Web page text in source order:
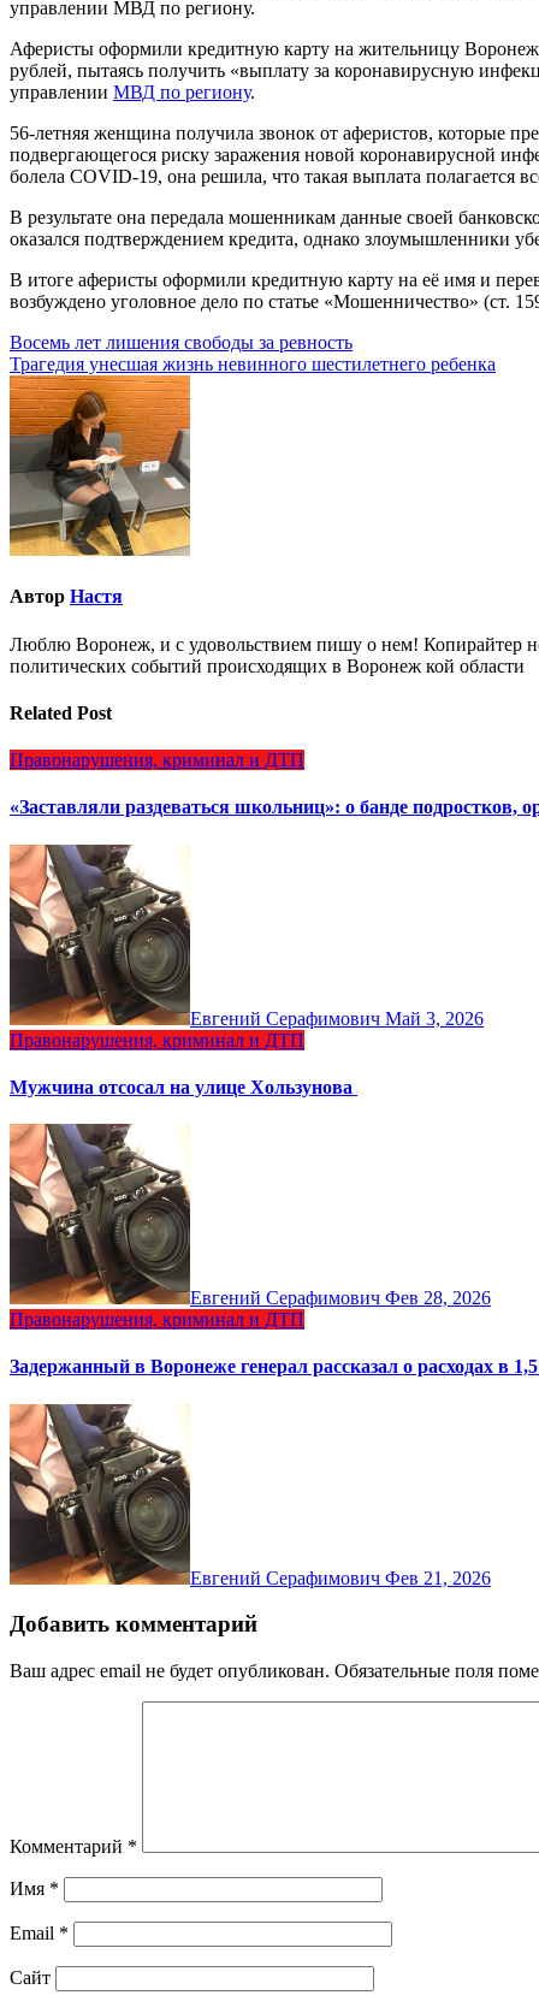
Аферисты оформили кредитную карту на жительницу Воронежа. Местная жительница лишилась свыше 170 тысяч
рублей, пытаясь получить «выплату за коронавирусную
управлении МВД по региону.
56-летняя женщина получила звонок от аферистов, которые
подвергающегося риску заражения новой коронавирусной
болела COVID-19, она решила, что такая выплата полагается
В результате она передала мошенникам данные своей
оказался подтверждением кредита, однако злоумышленники
В итоге аферисты оформили кредитную карту на её имя и
возбуждено уголовное дело по статье «Мошенничество» (ст.
Навигация
по
записям
Восемь лет лишения свободы за ревность
Трагедия унесшая жизнь невинного шестилетнего ребенка
Автор Настя
Люблю Воронеж, и с удовольствием пишу о нем! Копирайтер
политических событий происходящих в Воронеж кой области
Related Post
Правонарушения, криминал и ДТП
«Заставляли раздеваться школьниц»: о банде
Евгений Серафимович Май 3, 2026
Правонарушения, криминал и ДТП
Мужчина отсосал на улице Хользунова
Евгений Серафимович Фев 28, 2026
Правонарушения, криминал и ДТП
Задержанный в Воронеже генерал рассказал о расходах в
Евгений Серафимович Фев 21, 2026
Добавить комментарий
Ваш адрес email не будет опубликован. Обязательные поля
Комментарий *
Имя *
Email *
Сайт